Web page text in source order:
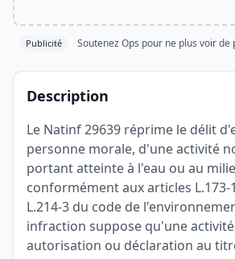
Publicité Soutenez Ops pour ne plus voir de
Description
Le Natinf 29639 réprime le délit
personne morale, d'une activité
portant atteinte à l'eau ou au
conformément aux articles L.173-
L.214-3 du code de
infraction suppose qu'une
autorisation ou déclaration au